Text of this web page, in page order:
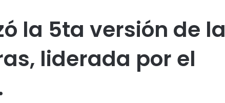
la 5ta versión de la
liderada por el